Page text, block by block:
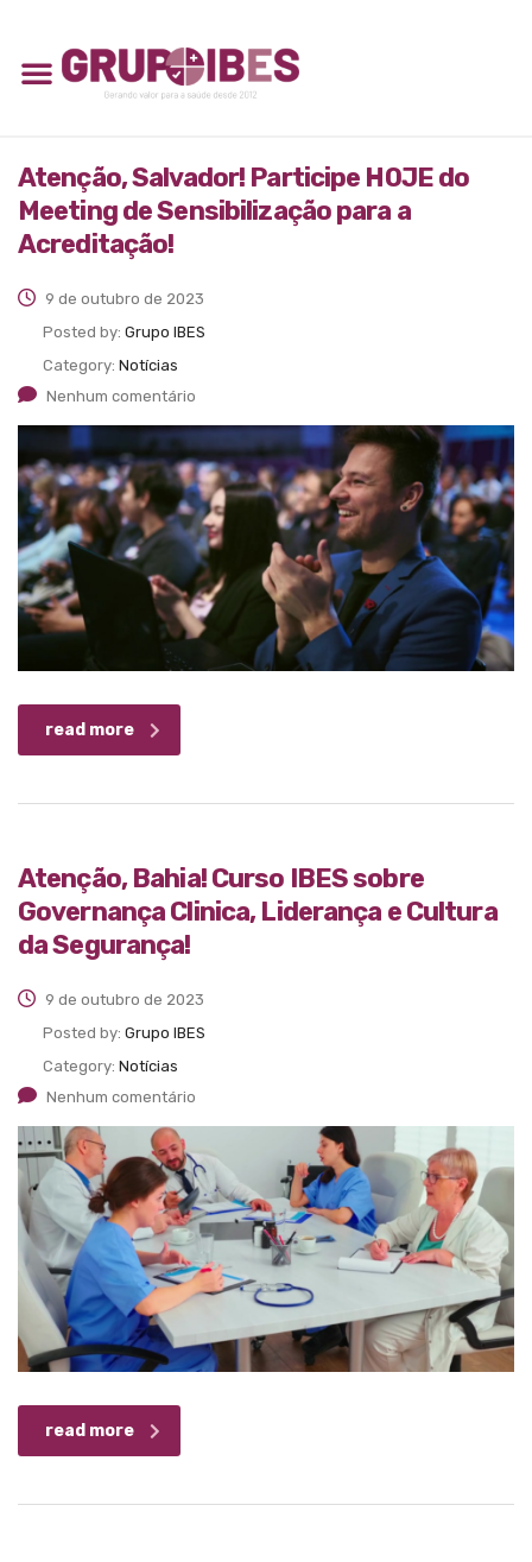
Atenção, Salvador! Participe HOJE do
Meeting de Sensibilização para a
Acreditação!
9 de outubro de 2023
Posted by: Grupo IBES
Category: Notícias
Nenhum comentário
read more
Atenção, Bahia! Curso IBES sobre
Governança Clinica, Liderança e Cultura
da Segurança!
9 de outubro de 2023
Posted by: Grupo IBES
Category: Notícias
Nenhum comentário
read more